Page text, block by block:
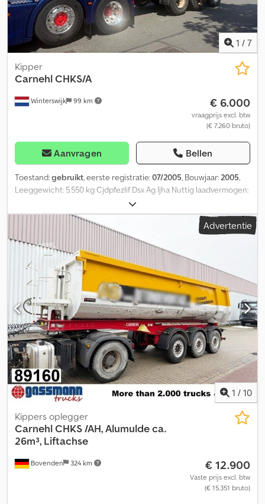
1 / 7
Winterswijk 99 km
Kipper
CarnehlCHKS/A
€ 6.000
vraagprijs excl. btw
(€ 7.260 bruto)
Aanvragen Bellen
Toestand:gebruikt, eerste registratie:07/2005, Bouwjaar:2005,
Leeggewicht: 5.550 kg Cjdpfezlif Dsx Ag Ijha Nuttig laadvermogen:
28.450 kg Toelaatbaar totaalgewicht: 34.000 kg
Advertentie
1 / 10
Bovenden 324 km
Kippers oplegger
CarnehlCHKS /AH, Alumulde ca.
26m³, Liftachse
€ 12.900
Vaste prijs excl. btw
(€ 15.351 bruto)